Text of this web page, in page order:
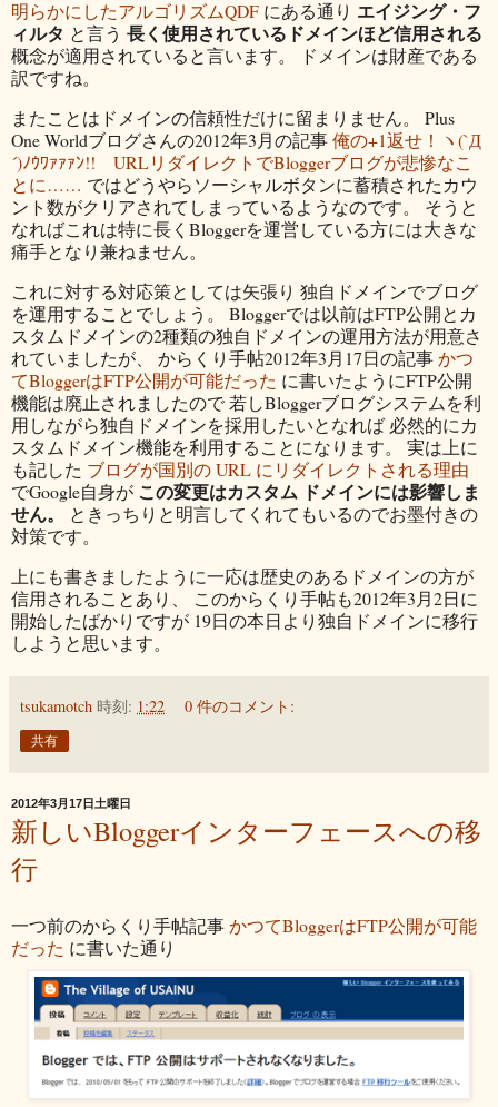
明らかにしたアルゴリズムQDF にある通り エイジング・フ
ィルタ と言う 長く使用されているドメインほど信用される
概念が適用されていると言います。 ドメインは財産である
訳ですね。
またことはドメインの信頼性だけに留まりません。 Plus
One Worldブログさんの2012年3月の記事俺の+1返せ！ヽ(`Д
´)ﾉｳﾜｧｧｧﾝ!! URLリダイレクトでBloggerブログが悲惨なこ
とに…… ではどうやらソーシャルボタンに蓄積されたカウ
ント数がクリアされてしまっているようなのです。 そうと
なればこれは特に長くBloggerを運営している方には大きな
痛手となり兼ねません。
これに対する対応策としては矢張り 独自ドメインでブログ
を運用することでしょう。 Bloggerでは以前はFTP公開とカ
スタムドメインの2種類の独自ドメインの運用方法が用意さ
れていましたが、 からくり手帖2012年3月17日の記事かつ
てBloggerはFTP公開が可能だった に書いたようにFTP公開
機能は廃止されましたので 若しBloggerブログシステムを利
用しながら独自ドメインを採用したいとなれば 必然的にカ
スタムドメイン機能を利用することになります。 実は上に
も記した ブログが国別の URL にリダイレクトされる理由
でGoogle自身が この変更はカスタム ドメインには影響しま
せん。
ときっちりと明言してくれてもいるのでお墨付きの
対策です。
上にも書きましたように一応は歴史のあるドメインの方が
信用されることあり、 このからくり手帖も2012年3月2日に
開始したばかりですが 19日の本日より独自ドメインに移行
しようと思います。
tsukamotch 時刻: 1:22 0 件のコメント:
共有
2012年3月17日土曜日
新しいBloggerインターフェースへの移
行
一つ前のからくり手帖記事かつてBloggerはFTP公開が可能
だった に書いた通り